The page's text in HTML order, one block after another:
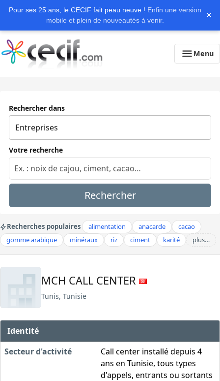
Pour ses 25 ans, le CECIF fait peau neuve ! Enfin une version
mobile et plein de nouveautés à venir.
×
Menu
Rechercher dans
Votre recherche
Rechercher
Recherches populaires alimentation anacarde
cacao
gomme arabique
minéraux riz ciment karité plus…
MCH CALL CENTER
Tunis, Tunisie
Identité
Secteur d'activité
Call center installé depuis 4
ans en Tunisie, tous types
d'appels, entrants ou sortants